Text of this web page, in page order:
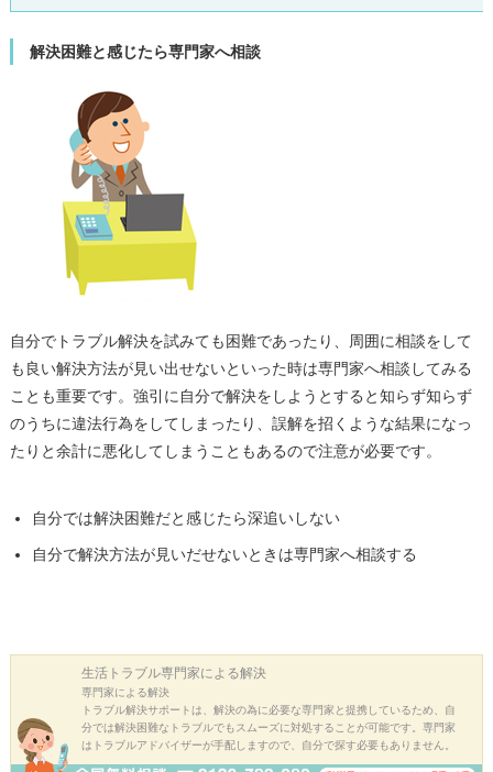
解決困難と感じたら専門家へ相談
自分でトラブル解決を試みても困難であったり、周囲に相談をして
も良い解決方法が見い出せないといった時は専門家へ相談してみる
ことも重要です。強引に自分で解決をしようとすると知らず知らず
のうちに違法行為をしてしまったり、誤解を招くような結果になっ
たりと余計に悪化してしまうこともあるので注意が必要です。
自分では解決困難だと感じたら深追いしない
自分で解決方法が見いだせないときは専門家へ相談する
生活トラブル専門家による解決
専門家による解決
トラブル解決サポートは、解決の為に必要な専門家と提携しているため、自
分では解決困難なトラブルでもスムーズに対処することが可能です。専門家
はトラブルアドバイザーが手配しますので、自分で探す必要もありません。